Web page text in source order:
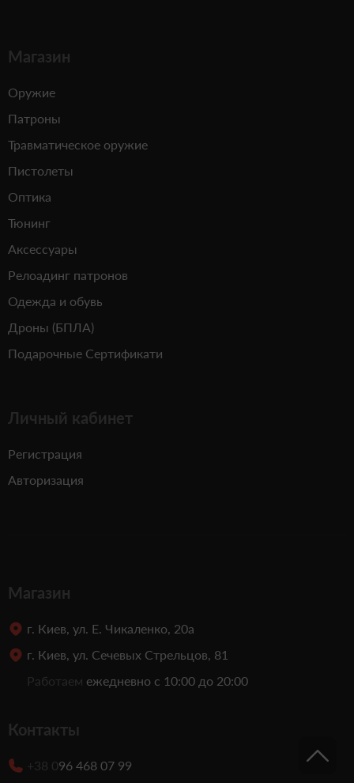
Магазин
Оружие
Патроны
Травматическое оружие
Пистолеты
Оптика
Тюнинг
Аксессуары
Релоадинг патронов
Одежда и обувь
Дроны (БПЛА)
Подарочные Сертификати
Личный кабинет
Регистрация
Авторизация
Магазин
г. Киев, ул. Е. Чикаленко, 20а
г. Киев, ул. Сечевых Стрельцов, 81
Работаем ежедневно с 10:00 до 20:00
Контакты
+38 096 468 07 99